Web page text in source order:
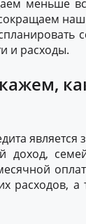
меньше
и расходы.
является
доход,
расходов,